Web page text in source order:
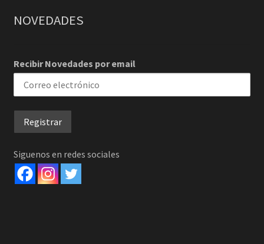
NOVEDADES
Recibir Novedades por email
Siguenos en redes sociales